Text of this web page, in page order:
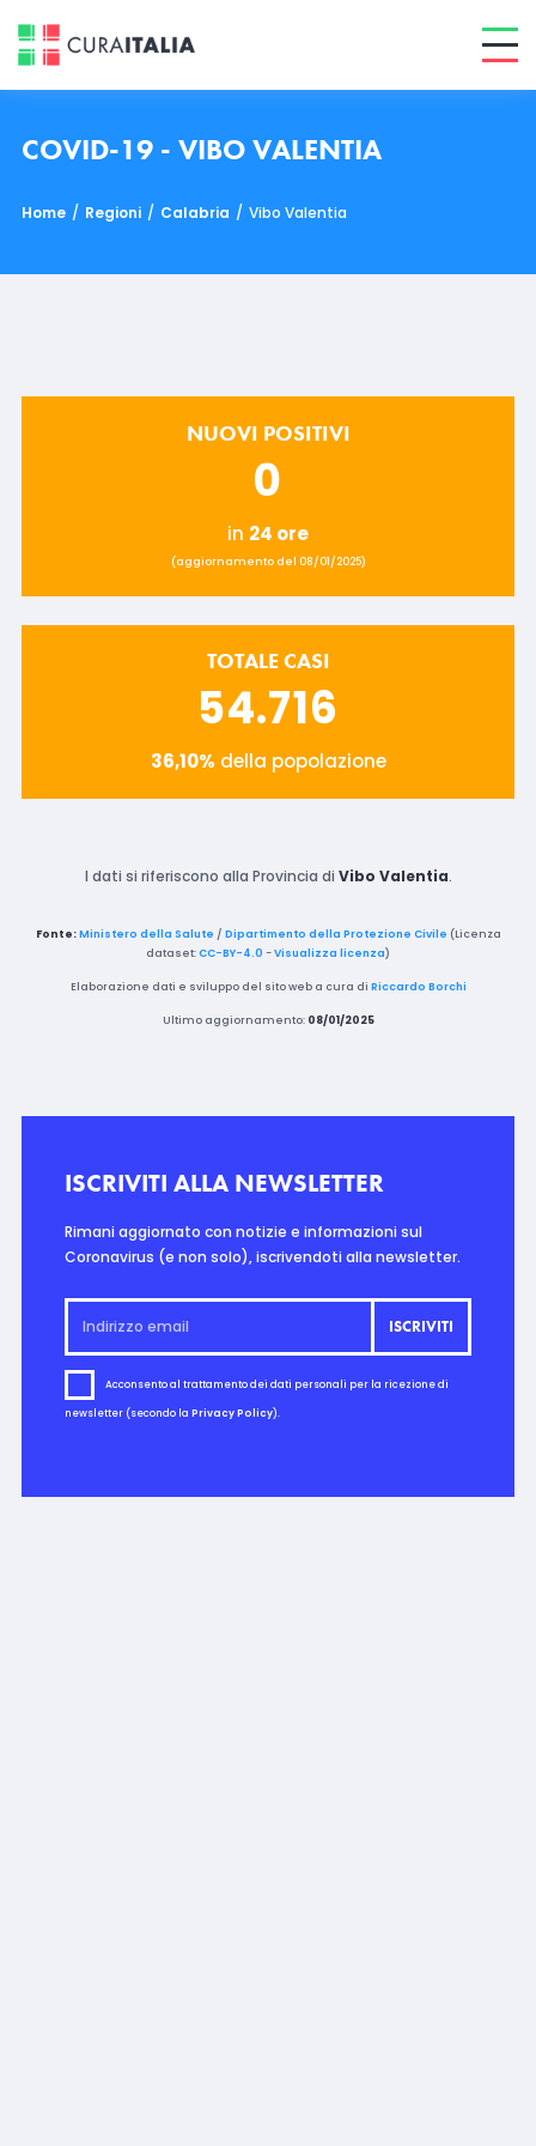
COVID-19 - VIBO VALENTIA
Home / Regioni / Calabria / Vibo Valentia
NUOVI POSITIVI
0
in 24 ore
(aggiornamento del 08/01/2025)
TOTALE CASI
54.716
36,10% della popolazione
I dati si riferiscono alla Provincia di Vibo Valentia.
Fonte: Ministero della Salute / Dipartimento della Protezione Civile (Licenza
dataset:CC-BY-4.0 -Visualizza licenza)
Elaborazione dati e sviluppo del sito web a cura di Riccardo Borchi
Ultimo aggiornamento: 08/01/2025
ISCRIVITI ALLA NEWSLETTER
Rimani aggiornato con notizie e informazioni sul
Coronavirus (e non solo), iscrivendoti alla newsletter.
Acconsento al trattamento dei dati personali per la ricezione di
newsletter (secondo la Privacy Policy).